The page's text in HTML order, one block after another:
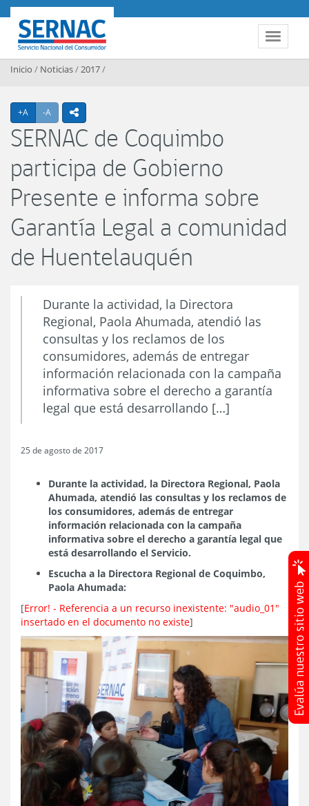
Contenido principal
Toggle
SERNAC
Inicio / Noticias/2017/
+A Agrandar texto
-A Achicar textoicono compartir
SERNAC de Coquimbo
participa de Gobierno
Presente e informa sobre
Garantía Legal a comunidad
de Huentelauquén
Durante la actividad, la Directora
Regional, Paola Ahumada, atendió las
consultas y los reclamos de los
consumidores, además de entregar
información relacionada con la campaña
informativa sobre el derecho a garantía
legal que está desarrollando […]
25 de agosto de 2017
Durante la actividad, la Directora Regional, Paola
Ahumada, atendió las consultas y los reclamos de
los consumidores, además de entregar
información relacionada con la campaña
informativa sobre el derecho a garantía legal que
está desarrollando el Servicio.
Escucha a la Directora Regional de Coquimbo,
Paola Ahumada:
[Error! - Referencia a un recurso inexistente: "audio_01"
insertado en el documento no existe]